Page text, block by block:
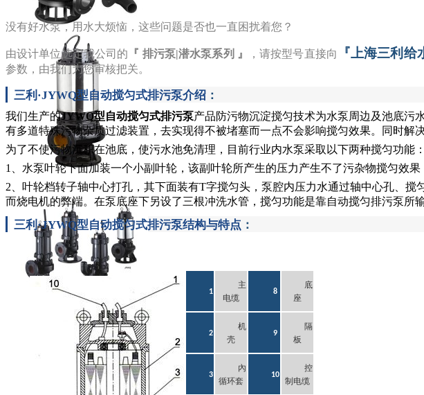
没有好水泵，用水大烦恼，这些问题是否也一直困扰着您？
由设计单位选定我公司的 『 排污泵|潜水泵系列 』 ，请按型号直接向 『上海三利给
参数，由我们为您审核把关。
三利·JYWQ型自动搅匀式排污泵介绍 ：
我们生产的JYWQ型自动搅匀式排污泵产品防污物沉淀搅匀技术为水泵周边及池底污
有多道特殊污物杂质过滤装置，去实现得不被堵塞而一点不会影响搅匀效果。同时解
为了不使污物沉积在池底，使污水池免清理，目前行业内水泵采取以下两种搅匀功能：
1、水泵叶轮下面加装一个小副叶轮，该副叶轮所产生的压力产生不了污杂物搅匀效
2、叶轮档转子轴中心打孔，其下面装有T字搅匀头，泵腔内压力水通过轴中心孔、
而烧电机的弊端。 在泵底座下另设了三根冲洗水管，搅匀功能是靠自动搅匀排污泵所
三利·JYWQ型自动搅匀式排污泵结构与特点 ：
1
主
电缆
8
底
座
2
机
壳
9
隔
板
3
內
循环套
10
控
制电缆